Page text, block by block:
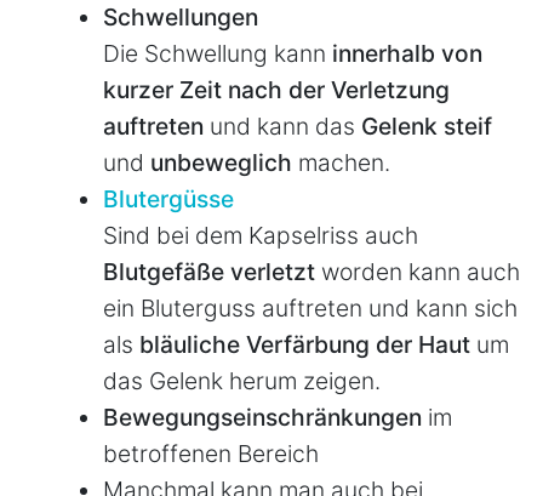
Schwellungen
Die Schwellung kann innerhalb von
kurzer Zeit nach der Verletzung
auftreten und kann das Gelenk steif
und unbeweglich machen.
Blutergüsse
Sind bei dem Kapselriss auch
Blutgefäße verletzt worden kann auch
ein Bluterguss auftreten und kann sich
als bläuliche Verfärbung der Haut um
das Gelenk herum zeigen.
Bewegungseinschränkungen im
betroffenen Bereich
Manchmal kann man auch bei